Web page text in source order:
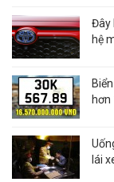
Đây
hệ
hơn
lái